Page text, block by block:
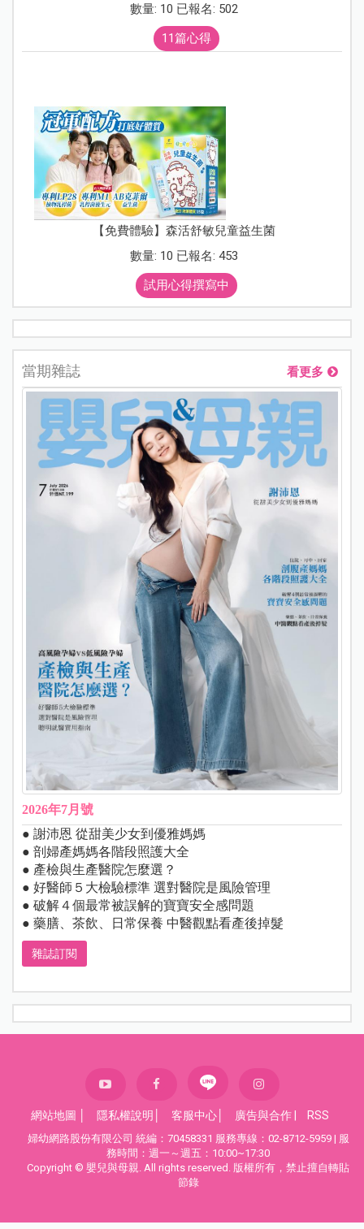
數量: 10 已報名: 502
11篇心得
【免費體驗】森活舒敏兒童益生菌
數量: 10 已報名: 453
試用心得撰寫中
當期雜誌 看更多
2026年7月號
● 謝沛恩 從甜美少女到優雅媽媽
● 剖婦產媽媽各階段照護大全
● 產檢與生產醫院怎麼選？
● 好醫師５大檢驗標準 選對醫院是風險管理
● 破解４個最常被誤解的寶寶安全感問題
● 藥膳、茶飲、日常保養 中醫觀點看產後掉髮
雜誌訂閱
網站地圖 隱私權說明 客服中心 廣告與合作 RSS
婦幼網路股份有限公司 統編：70458331 服務專線：02-8712-5959 | 服
務時間：週一～週五：10:00~17:30
Copyright © 嬰兒與母親. All rights reserved. 版權所有，禁止擅自轉貼
節錄